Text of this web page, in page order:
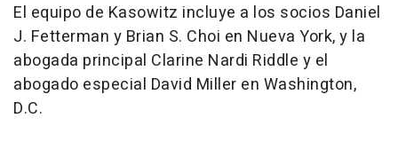
El equipo de Kasowitz incluye a los socios Daniel
J. Fetterman y Brian S. Choi en Nueva York, y la
abogada principal Clarine Nardi Riddle y el
abogado especial David Miller en Washington,
D.C.